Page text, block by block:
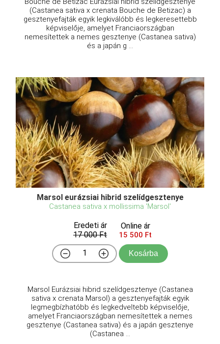
(Castanea sativa x crenata Bouche de Betizac) a
gesztenyefajták egyik legkiválóbb és legkeresettebb
képviselője, amelyet Franciaországban
nemesítettek a nemes gesztenye (Castanea sativa)
és a japán g ...
Marsol eurázsiai hibrid szelídgesztenye
Castanea sativa x mollissima 'Marsol'
Eredeti ár
17 000 Ft
Online ár
15 500 Ft
Kosárba
Marsol Eurázsiai hibrid szelídgesztenye (Castanea
sativa x crenata Marsol) a gesztenyefajták egyik
legmegbízhatóbb és legkedveltebb képviselője,
amelyet Franciaországban nemesítettek a nemes
gesztenye (Castanea sativa) és a japán gesztenye
(Castanea ...